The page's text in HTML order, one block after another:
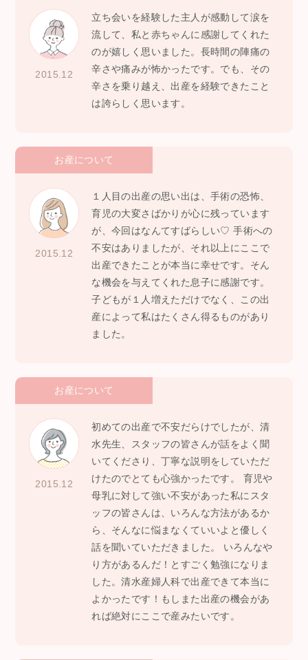
2015.12
立ち会いを経験した主人が感動して涙を
流して、私と赤ちゃんに感謝してくれた
のが嬉しく思いました。長時間の陣痛の
辛さや痛みが怖かったです。でも、その
辛さを乗り越え、出産を経験できたこと
は誇らしく思います。
お産について
2015.12
１人目の出産の思い出は、手術の恐怖、
育児の大変さばかりが心に残っています
が、今回はなんてすばらしい♡ 手術への
不安はありましたが、それ以上にここで
出産できたことが本当に幸せです。そん
な機会を与えてくれた息子に感謝です。
子どもが１人増えただけでなく、この出
産によって私はたくさん得るものがあり
ました。
お産について
2015.12
初めての出産で不安だらけでしたが、清
水先生、スタッフの皆さんが話をよく聞
いてくださり、丁寧な説明をしていただ
けたのでとても心強かったです。 育児や
母乳に対して強い不安があった私にスタ
ッフの皆さんは、いろんな方法があるか
ら、そんなに悩まなくていいよと優しく
話を聞いていただきました。 いろんなや
り方があるんだ！とすごく勉強になりま
した。清水産婦人科で出産できて本当に
よかったです！もしまた出産の機会があ
れば絶対にここで産みたいです。